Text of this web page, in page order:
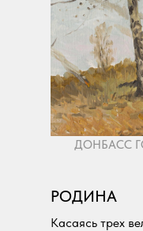
РОДИНА
Касаясь трех
ДОНБАСС